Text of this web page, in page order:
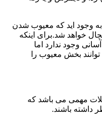
وجود اید که معیوب شدن
خواهد شد.برای اینکه
وجود ندارد اما
بخش معیوب را
مهمی می باشد که
داشته باشند.